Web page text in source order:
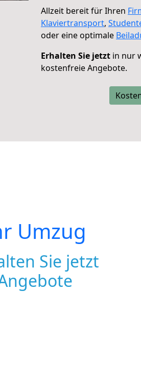
Allzeit bereit für Ihren
Klaviertransport,
oder eine optimale
Erhalten Sie jetzt in nur
kostenfreie Angebote.
Umzug
Sie jetzt